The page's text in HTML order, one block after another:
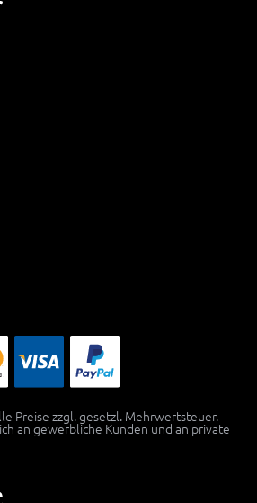
Preise zzgl. gesetzl. Mehrwertsteuer.
an gewerbliche Kunden und an private